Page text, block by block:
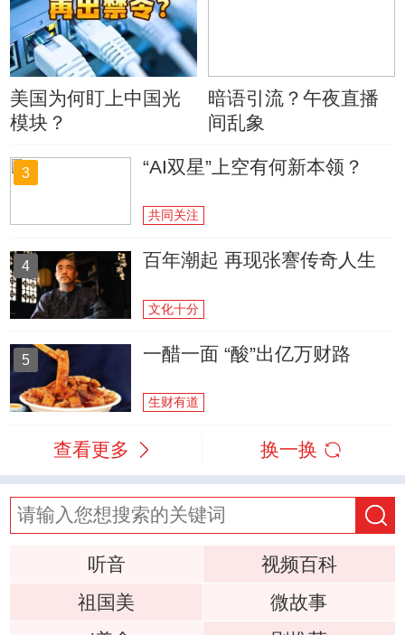
美国为何盯上中国光
模块？
暗语引流？午夜直播
间乱象
3 “AI双星”上空有何新本领？
共同关注
4 百年潮起 再现张謇传奇人生
文化十分
5 一醋一面 “酸”出亿万财路
生财有道
查看更多 换一换
听音
视频百科
祖国美
微故事